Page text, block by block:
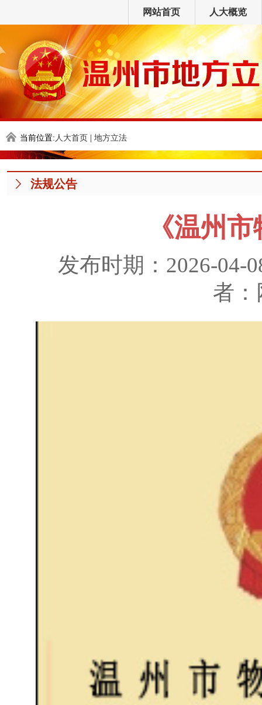
网站首页 人大概览
当前位置: 人大首页 地方立法
法规公告
《温州
发布时期：2026-04-
者：